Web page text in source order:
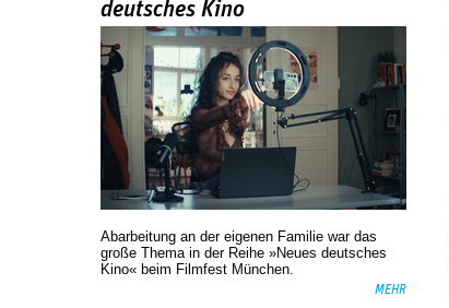
deutsches Kino
Abarbeitung an der eigenen Familie war das
große Thema in der Reihe »Neues deutsches
Kino« beim Filmfest München.
MEHR